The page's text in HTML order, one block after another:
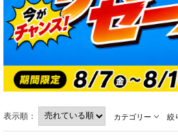
表示順： カテゴリー 絞